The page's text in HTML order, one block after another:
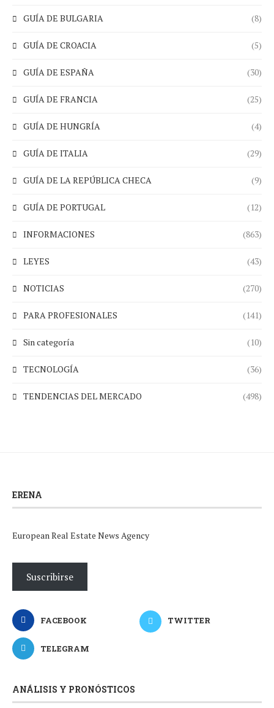
GUÍA DE BULGARIA (8)
GUÍA DE CROACIA (5)
GUÍA DE ESPAÑA (30)
GUÍA DE FRANCIA (25)
GUÍA DE HUNGRÍA (4)
GUÍA DE ITALIA (29)
GUÍA DE LA REPÚBLICA CHECA (9)
GUÍA DE PORTUGAL (12)
INFORMACIONES (863)
LEYES (43)
NOTICIAS (270)
PARA PROFESIONALES (141)
Sin categoría (10)
TECNOLOGÍA (36)
TENDENCIAS DEL MERCADO (498)
ERENA
European Real Estate News Agency
Suscribirse
FACEBOOK TWITTER
TELEGRAM
ANÁLISIS Y PRONÓSTICOS